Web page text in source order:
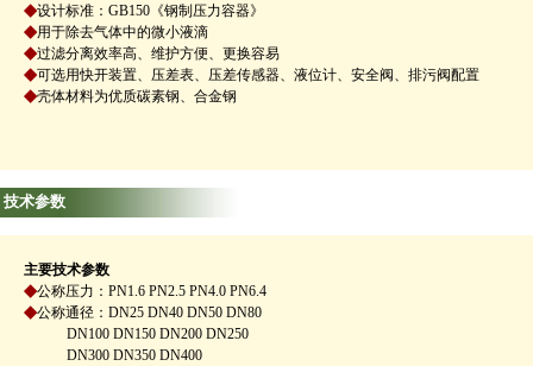
◆设计标准：GB150《钢制压力容器》
◆用于除去气体中的微小液滴
◆过滤分离效率高、维护方便、更换容易
◆可选用快开装置、压差表、压差传感器、液位计、安全阀、排污阀配置
◆壳体材料为优质碳素钢、合金钢
技术参数
主要技术参数
◆公称压力：PN1.6 PN2.5 PN4.0 PN6.4
◆公称通径：DN25 DN40 DN50 DN80
DN100 DN150 DN200 DN250
DN300 DN350 DN400